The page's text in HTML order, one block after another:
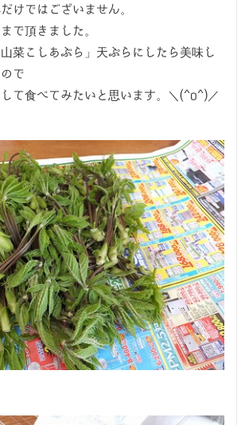
けではございません。
で頂きました。
山菜こしあぶら」天ぷらにしたら美味し
で
て食べてみたいと思います。＼(^o^)／